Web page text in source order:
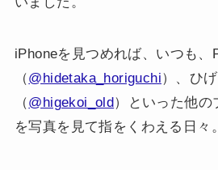
iPhoneを見つめれば、いつも、
（@hidetaka_horiguchi）、ひ
（@higekoi_old ）といった他の
を写真を見て指をくわえる日々。